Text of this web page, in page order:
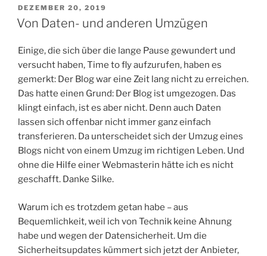
VERÖFFENTLICHT
AM
DEZEMBER 20, 2019
Von Daten- und anderen Umzügen
Einige, die sich über die lange Pause gewundert und
versucht haben, Time to fly aufzurufen, haben es
gemerkt: Der Blog war eine Zeit lang nicht zu erreichen.
Das hatte einen Grund: Der Blog ist umgezogen. Das
klingt einfach, ist es aber nicht. Denn auch Daten
lassen sich offenbar nicht immer ganz einfach
transferieren. Da unterscheidet sich der Umzug eines
Blogs nicht von einem Umzug im richtigen Leben. Und
ohne die Hilfe einer Webmasterin hätte ich es nicht
geschafft. Danke Silke.
Warum ich es trotzdem getan habe – aus
Bequemlichkeit, weil ich von Technik keine Ahnung
habe und wegen der Datensicherheit. Um die
Sicherheitsupdates kümmert sich jetzt der Anbieter,